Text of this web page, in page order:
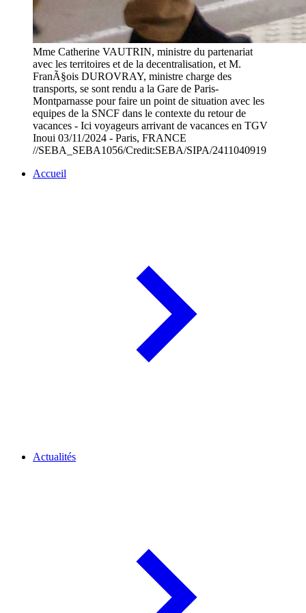
Mme Catherine VAUTRIN, ministre du partenariat
avec les territoires et de la decentralisation, et M.
FranÃ§ois DUROVRAY, ministre charge des
transports, se sont rendu a la Gare de Paris-
Montparnasse pour faire un point de situation avec les
equipes de la SNCF dans le contexte du retour de
vacances - Ici voyageurs arrivant de vacances en TGV
Inoui 03/11/2024 - Paris, FRANCE
//SEBA_SEBA1056/Credit:SEBA/SIPA/2411040919
Accueil
Actualités